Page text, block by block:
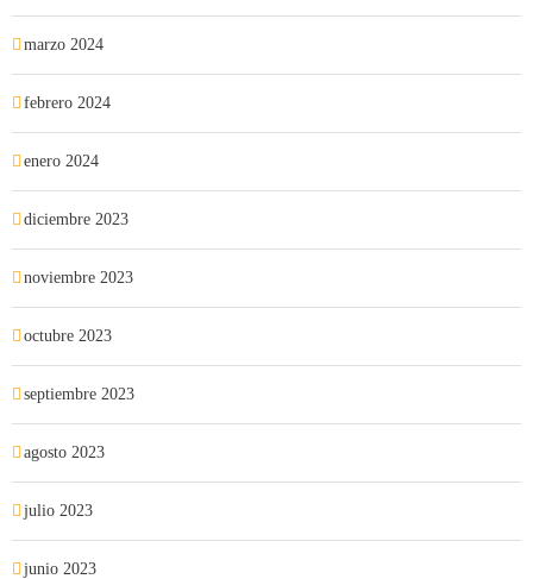
marzo 2024
febrero 2024
enero 2024
diciembre 2023
noviembre 2023
octubre 2023
septiembre 2023
agosto 2023
julio 2023
junio 2023